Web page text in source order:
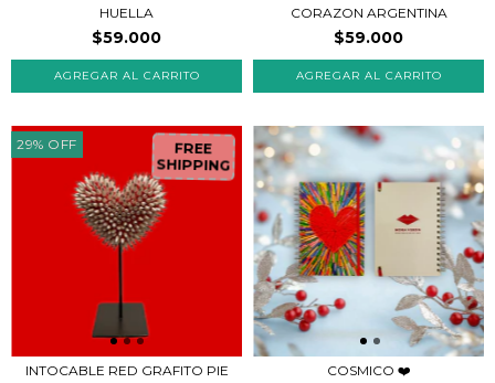
HUELLA
$59.000
CORAZON ARGENTINA
$59.000
29% OFF FREE
SHIPPING
INTOCABLE RED GRAFITO PIE
COSMICO ❤️